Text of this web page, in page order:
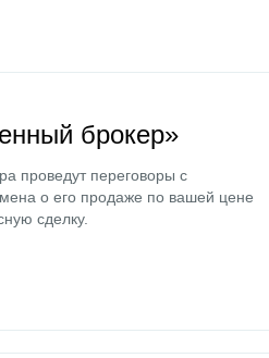
брокер»
проведут переговоры с
о его продаже по вашей цене
сделку.